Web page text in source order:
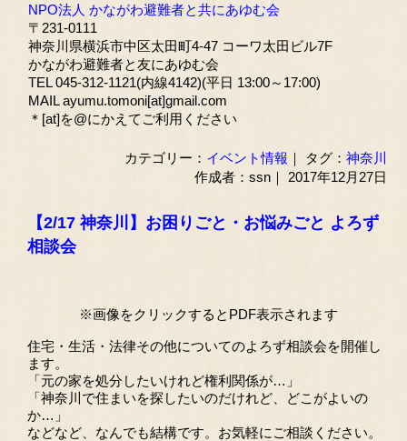
NPO法人 かながわ避難者と共にあゆむ会
〒231-0111
神奈川県横浜市中区太田町4-47 コーワ太田ビル7F
かながわ避難者と友にあゆむ会
TEL 045-312-1121(内線4142)(平日 13:00～17:00)
MAIL ayumu.tomoni[at]gmail.com
＊[at]を@にかえてご利用ください
カテゴリー： イベント情報 ｜ タグ：神奈川
作成者：ssn｜ 2017年12月27日
【2/17 神奈川】お困りごと・お悩みごと よろず
相談会
※画像をクリックするとPDF表示されます
住宅・生活・法律その他についてのよろず相談会を開催し
ます。
「元の家を処分したいけれど権利関係が…」
「神奈川で住まいを探したいのだけれど、どこがよいの
か…」
などなど、なんでも結構です。お気軽にご相談ください。